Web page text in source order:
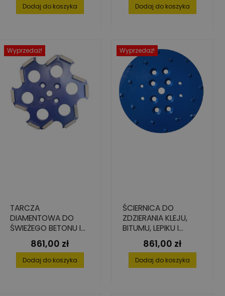
Dodaj do koszyka Dodaj do koszyka
Wyprzedaż!
TARCZA
DIAMENTOWA DO
ŚWIEŻEGO BETONU I
ŻYWICY, 250 MM,
ILOŚĆ SEG: 12
Cena
861,00 zł
Dodaj do koszyka
Wyprzedaż!
ŚCIERNICA DO
ZDZIERANIA KLEJU,
BITUMU, LEPIKU I
STARYCH POWŁOK
250 MM X 16 MM X
1/4 PCD
Cena
861,00 zł
Dodaj do koszyka